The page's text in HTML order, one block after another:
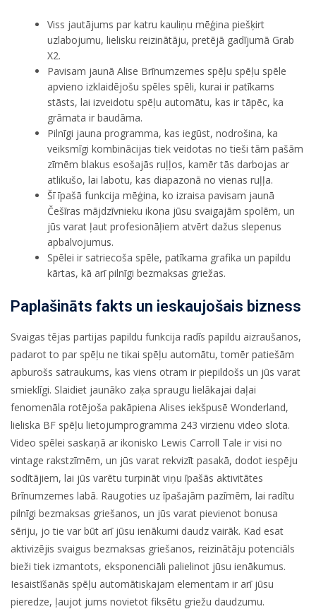
Viss jautājums par katru kauliņu mēģina piešķirt
uzlabojumu, lielisku reizinātāju, pretējā gadījumā Grab
X2.
Pavisam jaunā Alise Brīnumzemes spēļu spēļu spēle
apvieno izklaidējošu spēles spēli, kurai ir patīkams
stāsts, lai izveidotu spēļu automātu, kas ir tāpēc, ka
grāmata ir baudāma.
Pilnīgi jauna programma, kas iegūst, nodrošina, ka
veiksmīgi kombinācijas tiek veidotas no tieši tām pašām
zīmēm blakus esošajās ruļļos, ​​kamēr tās darbojas ar
atlikušo, lai labotu, kas diapazonā no vienas ruļļa.
Šī īpašā funkcija mēģina, ko izraisa pavisam jaunā
Češīras mājdzīvnieku ikona jūsu svaigajām spolēm, un
jūs varat ļaut profesionāļiem atvērt dažus slepenus
apbalvojumus.
Spēlei ir satriecoša spēle, patīkama grafika un papildu
kārtas, kā arī pilnīgi bezmaksas griežas.
Paplašināts fakts un ieskaujošais bizness
Svaigas tējas partijas papildu funkcija radīs papildu aizraušanos,
padarot to par spēļu ne tikai spēļu automātu, tomēr patiešām
apburošs satraukums, kas viens otram ir piepildošs un jūs varat
smieklīgi. Slaidiet jaunāko zaķa spraugu lielākajai daļai
fenomenāla rotējoša pakāpiena Alises iekšpusē Wonderland,
lieliska BF spēļu lietojumprogramma 243 virzienu video slota.
Video spēlei saskaņā ar ikonisko Lewis Carroll Tale ir visi no
vintage rakstzīmēm, un jūs varat rekvizīt pasakā, dodot iespēju
sodītājiem, lai jūs varētu turpināt viņu īpašās aktivitātes
Brīnumzemes labā. Raugoties uz īpašajām pazīmēm, lai radītu
pilnīgi bezmaksas griešanos, un jūs varat pievienot bonusa
sēriju, jo tie var būt arī jūsu ienākumi daudz vairāk. Kad esat
aktivizējis svaigus bezmaksas griešanos, reizinātāju potenciāls
bieži tiek izmantots, eksponenciāli palielinot jūsu ienākumus.
Iesaistīšanās spēļu automātiskajam elementam ir arī jūsu
pieredze, ļaujot jums novietot fiksētu griežu daudzumu.